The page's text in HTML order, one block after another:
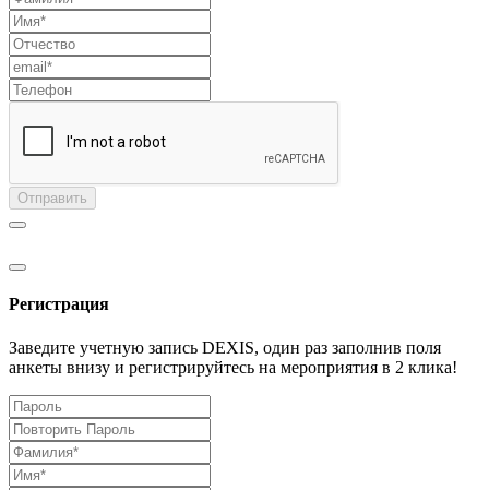
Отправить
Регистрация
Заведите учетную запись DEXIS, один раз заполнив поля
анкеты внизу и регистрируйтесь на мероприятия в 2 клика!